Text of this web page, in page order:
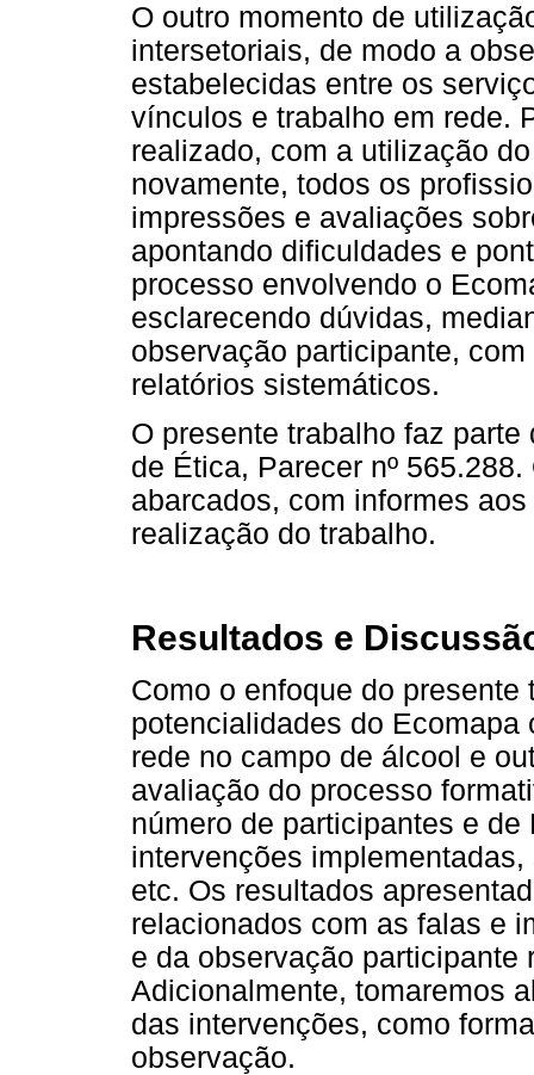
O outro momento de
intersetoriais, de modo a
estabelecidas entre os
vínculos e trabalho em rede.
realizado, com a utilização
novamente, todos os
impressões e avaliações
apontando dificuldades e
processo envolvendo o
esclarecendo dúvidas,
observação participante,
relatórios sistemáticos.
O presente trabalho faz
de Ética, Parecer nº
abarcados, com informes
realização do trabalho.
Resultados e
Como o enfoque do presente
potencialidades do Ecomapa
rede no campo de álcool e
avaliação do processo
número de participantes e
intervenções
etc. Os resultados
relacionados com as falas e
e da observação
Adicionalmente, tomaremos
das intervenções, como
observação.